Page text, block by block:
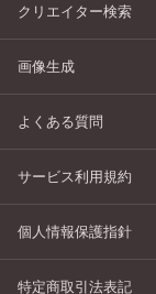
クリエイター検索
画像生成
よくある質問
サービス利用規約
個人情報保護指針
特定商取引法表記